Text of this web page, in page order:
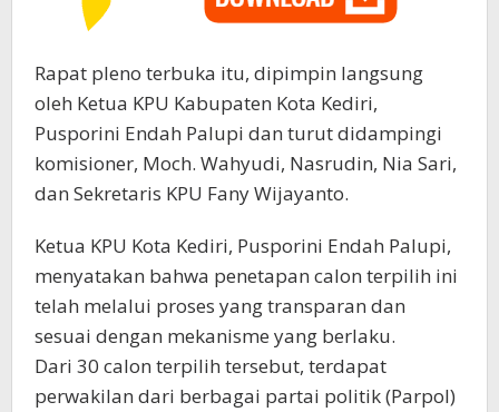
Rapat pleno terbuka itu, dipimpin langsung
oleh Ketua KPU Kabupaten Kota Kediri,
Pusporini Endah Palupi dan turut didampingi
komisioner, Moch. Wahyudi, Nasrudin, Nia Sari,
dan Sekretaris KPU Fany Wijayanto.
Ketua KPU Kota Kediri, Pusporini Endah Palupi,
menyatakan bahwa penetapan calon terpilih ini
telah melalui proses yang transparan dan
sesuai dengan mekanisme yang berlaku.
Dari 30 calon terpilih tersebut, terdapat
perwakilan dari berbagai partai politik (Parpol)